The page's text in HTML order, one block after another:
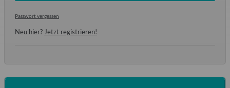
Passwort vergessen
Neu hier? Jetzt registrieren!